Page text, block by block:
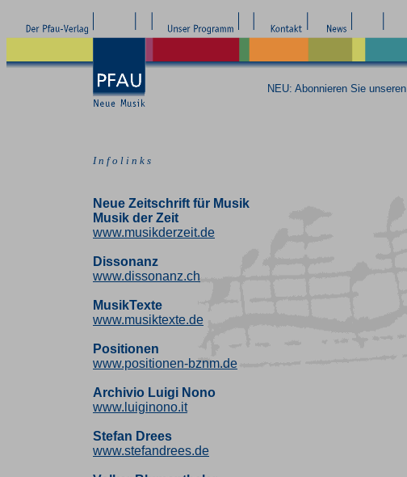
NEU: Abonnieren Sie unseren
I n f o l i n k s
Neue Zeitschrift für Musik
Musik der Zeit
www.musikderzeit.de
Dissonanz
www.dissonanz.ch
MusikTexte
www.musiktexte.de
Positionen
www.positionen-bznm.de
Archivio Luigi Nono
www.luiginono.it
Stefan Drees
www.stefandrees.de